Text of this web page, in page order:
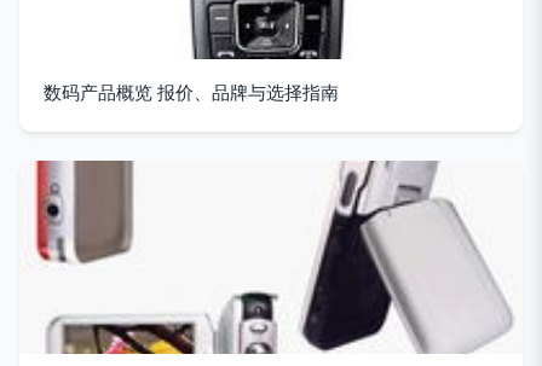
数码产品概览 报价、品牌与选择指南